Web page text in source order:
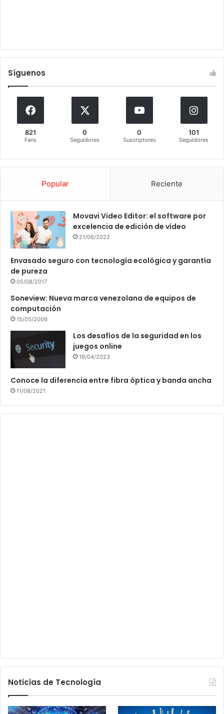
Síguenos
821
Fans
0
Seguidores
0
Suscriptores
101
Seguidores
Popular Reciente
Movavi Video Editor: el software por
excelencia de edición de vídeo
21/06/2022
Envasado seguro con tecnología ecológica y garantía
de pureza
05/08/2017
Soneview: Nueva marca venezolana de equipos de
computación
15/05/2009
Los desafíos de la seguridad en los
juegos online
19/04/2023
Conoce la diferencia entre fibra óptica y banda ancha
11/08/2021
Noticias de Tecnología